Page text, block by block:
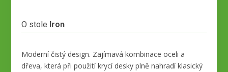
O stole Iron
Moderní čistý design. Zajímavá kombinace oceli a
dřeva, která při použití krycí desky plně nahradí klasický